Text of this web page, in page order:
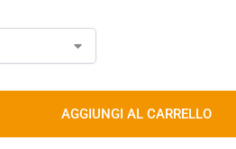
AGGIUNGI AL CARRELLO